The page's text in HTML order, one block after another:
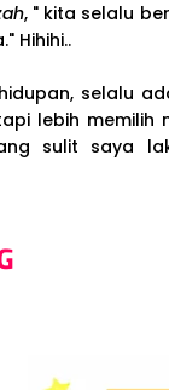
, " kita selalu
Hihihi..
selalu
lebih memilih
sulit saya